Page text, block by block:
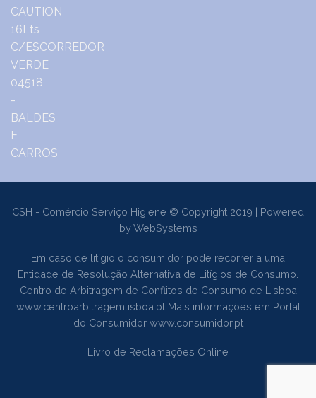
CSH - Comércio Serviço Higiene © Copyright 2019 | Powered
byWebSystems
Em caso de litígio o consumidor pode recorrer a uma
Entidade de Resolução Alternativa de Litígios de Consumo.
Centro de Arbitragem de Conflitos de Consumo de Lisboa
www.centroarbitragemlisboa.ptMais informações em Portal
do Consumidor www.consumidor.pt
Livro de Reclamações Online